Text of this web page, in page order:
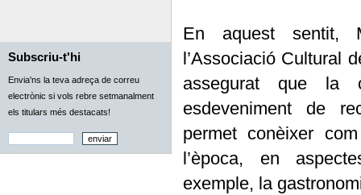
Subscriu-t'hi
Envia'ns la teva adreça de correu
electrònic si vols rebre setmanalment
els titulars més destacats!
En aquest sentit,
l’Associació Cultural
assegurat que
esdeveniment de
permet conèixer
l’època, en
exemple, la